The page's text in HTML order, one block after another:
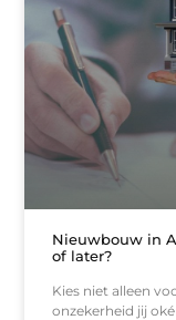
Nieuwbouw in
of later?
Kies niet alleen
onzekerheid jij